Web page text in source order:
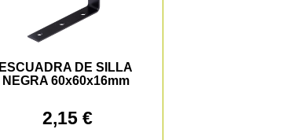
ESCUADRA DE SILLA
NEGRA 60x60x16mm
2,15 €